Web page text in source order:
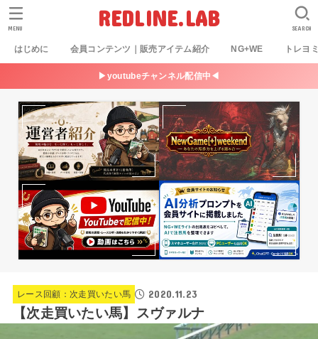
REDLINE.LAB
はじめに 会員コンテンツ｜販売アイテム紹介 NG+WE トレヨ
SEARCH
MENU
▶youtubeチャンネル配信中◀
レース回顧：次走買いたい馬 2020.11.23
【次走買いたい馬】スヴァルナ